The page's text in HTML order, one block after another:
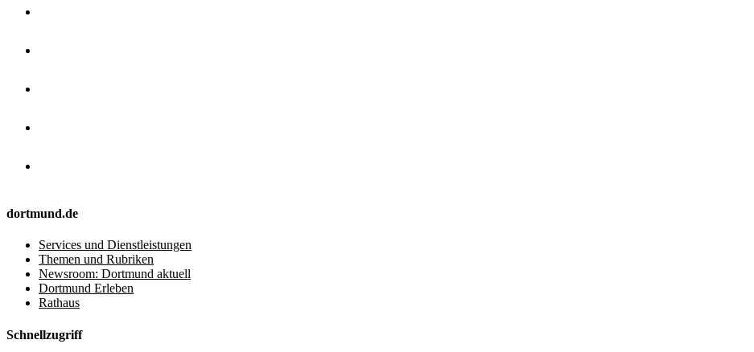
dortmund.de
Services und Dienstleistungen
Themen und Rubriken
Newsroom: Dortmund aktuell
Dortmund Erleben
Rathaus
Schnellzugriff